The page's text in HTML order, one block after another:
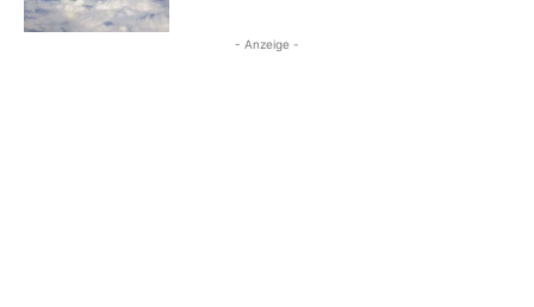
- Anzeige -